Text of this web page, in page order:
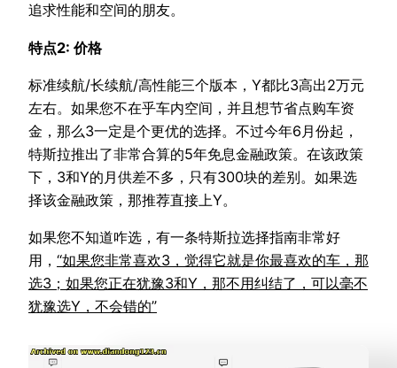
追求性能和空间的朋友。
特点2: 价格
标准续航/长续航/高性能三个版本，Y都比3高出2万元
左右。如果您不在乎车内空间，并且想节省点购车资
金，那么3一定是个更优的选择。不过今年6月份起，
特斯拉推出了非常合算的5年免息金融政策。在该政策
下，3和Y的月供差不多，只有300块的差别。如果选
择该金融政策，那推荐直接上Y。
如果您不知道咋选，有一条特斯拉选择指南非常好
用， “如果您非常喜欢3，觉得它就是你最喜欢的车，那
选3；如果您正在犹豫3和Y，那不用纠结了，可以毫不
犹豫选Y，不会错的”